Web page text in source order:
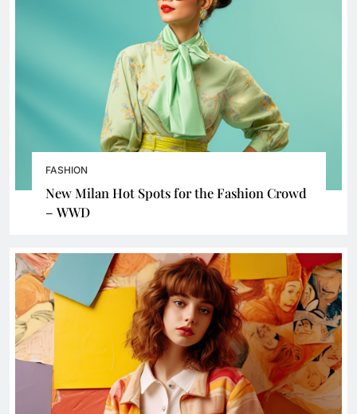
FASHION
New Milan Hot Spots for the Fashion Crowd
– WWD